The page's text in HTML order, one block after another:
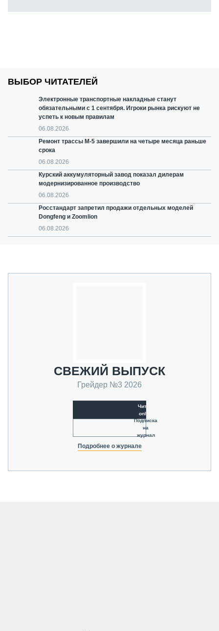
ВЫБОР ЧИТАТЕЛЕЙ
Электронные транспортные накладные станут
обязательными с 1 сентября. Игроки рынка рискуют не
успеть к новым правилам
06.08.2026
Ремонт трассы М-5 завершили на четыре месяца раньше
срока
06.08.2026
Курский аккумуляторный завод показал дилерам
модернизированное производство
06.08.2026
Росстандарт запретил продажи отдельных моделей
Dongfeng и Zoomlion
06.08.2026
СВЕЖИЙ ВЫПУСК
Грейдер №3 2026
Читать
online
Подписка
на
журнал
Подробнее о журнале